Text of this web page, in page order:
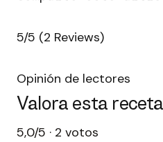
5/5 (2 Reviews)
Opinión de lectores
Valora esta receta
5,0/5 · 2 votos